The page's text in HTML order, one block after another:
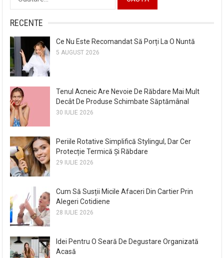
după:
RECENTE
Ce Nu Este Recomandat Să Porți La O Nuntă
5 AUGUST 2026
Tenul Acneic Are Nevoie De Răbdare Mai Mult
Decât De Produse Schimbate Săptămânal
30 IULIE 2026
Periile Rotative Simplifică Stylingul, Dar Cer
Protecție Termică Și Răbdare
29 IULIE 2026
Cum Să Susții Micile Afaceri Din Cartier Prin
Alegeri Cotidiene
28 IULIE 2026
Idei Pentru O Seară De Degustare Organizată
Acasă